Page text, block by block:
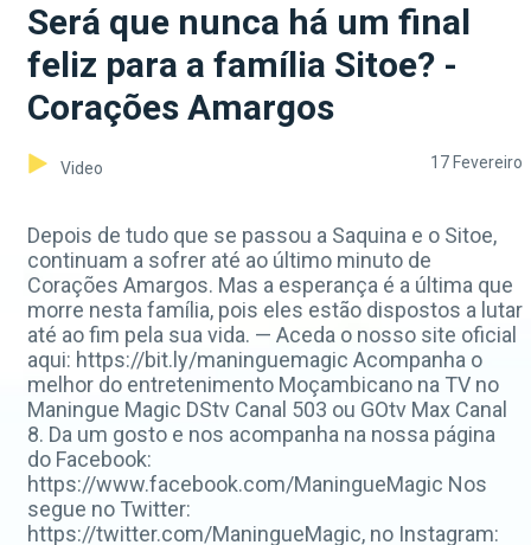
Será que nunca há um final
feliz para a família Sitoe? -
Corações Amargos
Video 17 Fevereiro
Depois de tudo que se passou a Saquina e o Sitoe,
continuam a sofrer até ao último minuto de
Corações Amargos. Mas a esperança é a última que
morre nesta família, pois eles estão dispostos a lutar
até ao fim pela sua vida. — Aceda o nosso site oficial
aqui: https://bit.ly/maninguemagic Acompanha o
melhor do entretenimento Moçambicano na TV no
Maningue Magic DStv Canal 503 ou GOtv Max Canal
8. Da um gosto e nos acompanha na nossa página
do Facebook:
https://www.facebook.com/ManingueMagic Nos
segue no Twitter:
https://twitter.com/ManingueMagic, no Instagram: